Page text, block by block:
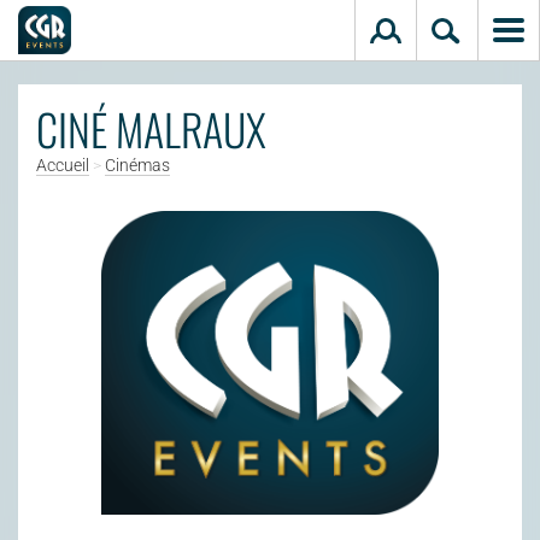
Aller au contenu principal
CINÉ MALRAUX
Accueil > Cinémas